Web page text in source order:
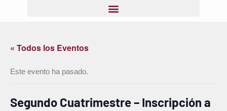
« Todos los Eventos
Este evento ha pasado.
Segundo Cuatrimestre – Inscripción a